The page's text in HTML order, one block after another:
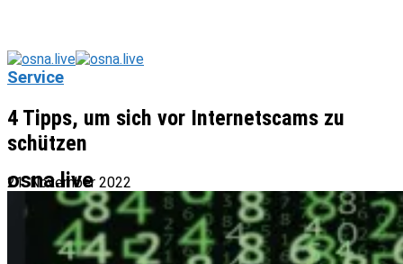
osna.live
Service
4 Tipps, um sich vor Internetscams zu
schützen
21. November 2022